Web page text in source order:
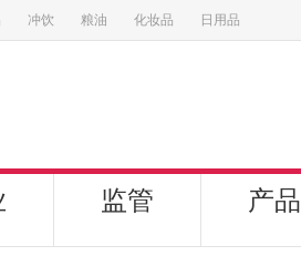
冲饮 粮油 化妆品 日用品
监管 产品